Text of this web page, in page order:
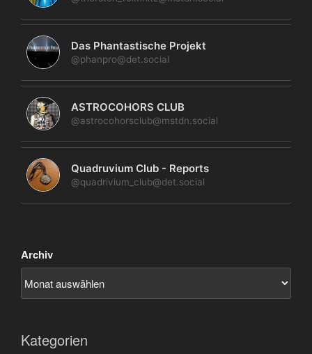
Das Phantastische Projekt
@phanpro@det.social
ASTROCOHORS CLUB
@astrocohorsclub@mstdn.social
Quadruvium Club - Reports
@quadrivium_club@det.social
Archiv
Kategorien